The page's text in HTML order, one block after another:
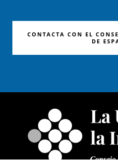
CONTACTA CON EL
DE